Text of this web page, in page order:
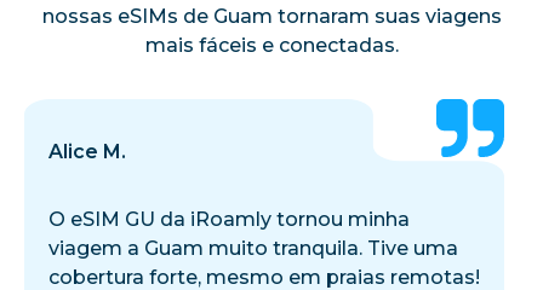
nossas eSIMs de Guam tornaram suas viagens
mais fáceis e conectadas.
Alice M.
O eSIM GU da iRoamly tornou minha
viagem a Guam muito tranquila. Tive uma
cobertura forte, mesmo em praias remotas!